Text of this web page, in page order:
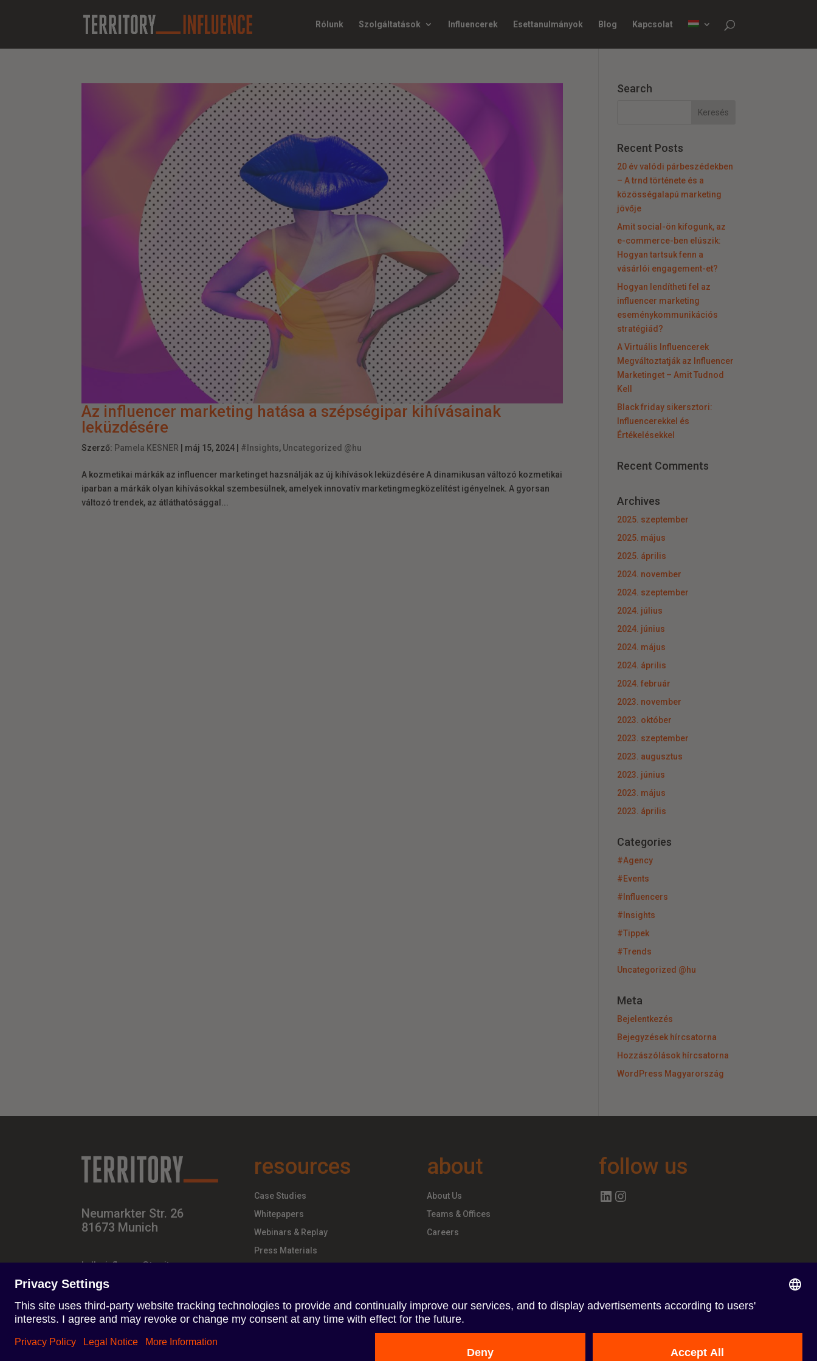
Rólunk Szolgáltatások Influencerek Esettanulmányok Blog Kapcsolat
Az influencer marketing hatása a szépségipar kihívásainak
leküzdésére
Szerző: Pamela KESNER máj 15, 2024 #Insights, Uncategorized @hu
A kozmetikai márkák az influencer marketinget hazsnálják az új kihívások leküzdésére A dinamikusan változó kozmetikai
iparban a márkák olyan kihívásokkal szembesülnek, amelyek innovatív marketingmegközelítést igényelnek. A gyorsan
változó trendek, az átláthatósággal...
Search
Recent Posts
20 év valódi párbeszédekben
– A trnd története és a
közösségalapú marketing
jövője
Amit social-ön kifogunk, az
e-commerce-ben elúszik:
Hogyan tartsuk fenn a
vásárlói engagement-et?
Hogyan lendítheti fel az
influencer marketing
eseménykommunikációs
stratégiád?
A Virtuális Influencerek
Megváltoztatják az Influencer
Marketinget – Amit Tudnod
Kell
Black friday sikersztori:
Influencerekkel és
Értékelésekkel
Recent Comments
Archives
2025. szeptember
2025. május
2025. április
2024. november
2024. szeptember
2024. július
2024. június
2024. május
2024. április
2024. február
2023. november
2023. október
2023. szeptember
2023. augusztus
2023. június
2023. május
2023. április
Categories
#Agency
#Events
#Influencers
#Insights
#Tippek
#Trends
Uncategorized @hu
Meta
Bejelentkezés
Bejegyzések hírcsatorna
Hozzászólások hírcsatorna
WordPress Magyarország
Neumarkter Str. 26
81673 Munich
hello-influence@territory.group
+49 (0) 89 – 437 210 – 00
resources
Case Studies
Whitepapers
Webinars & Replay
Press Materials
about
About Us
Teams & Offices
Careers
follow us
Follow us on Linkedin
Follow us on Instagram
Terms of Use Privacy Policy